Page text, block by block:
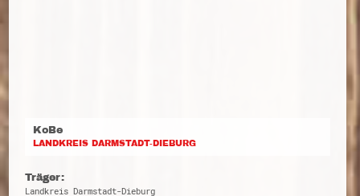
KoBe
LANDKREIS DARMSTADT-DIEBURG
Träger:
Landkreis Darmstadt-Dieburg